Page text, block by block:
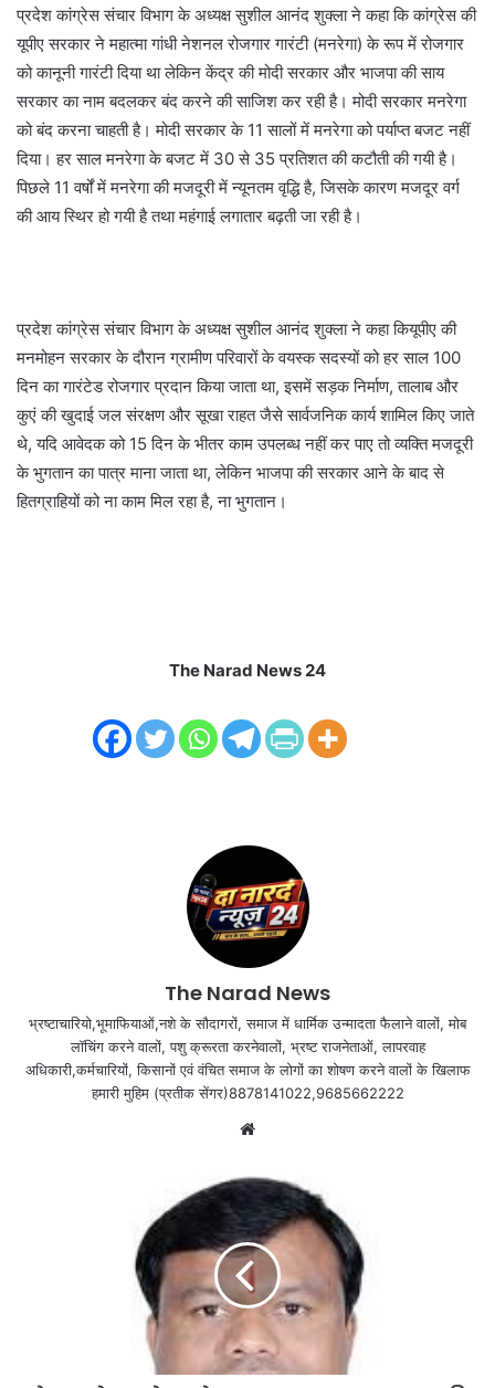
प्रदेश कांग्रेस संचार विभाग के अध्यक्ष सुशील आनंद शुक्ला ने कहा कि कांग्रेस की
यूपीए सरकार ने महात्मा गांधी नेशनल रोजगार गारंटी (मनरेगा) के रूप में रोजगार
को कानूनी गारंटी दिया था लेकिन केंद्र की मोदी सरकार और भाजपा की साय
सरकार का नाम बदलकर बंद करने की साजिश कर रही है। मोदी सरकार मनरेगा
को बंद करना चाहती है। मोदी सरकार के 11 सालों में मनरेगा को पर्याप्त बजट नहीं
दिया। हर साल मनरेगा के बजट में 30 से 35 प्रतिशत की कटौती की गयी है।
पिछले 11 वर्षों में मनरेगा की मजदूरी में न्यूनतम वृद्धि है, जिसके कारण मजदूर वर्ग
की आय स्थिर हो गयी है तथा महंगाई लगातार बढ़ती जा रही है।
प्रदेश कांग्रेस संचार विभाग के अध्यक्ष सुशील आनंद शुक्ला ने कहा कियूपीए की
मनमोहन सरकार के दौरान ग्रामीण परिवारों के वयस्क सदस्यों को हर साल 100
दिन का गारंटेड रोजगार प्रदान किया जाता था, इसमें सड़क निर्माण, तालाब और
कुएं की खुदाई जल संरक्षण और सूखा राहत जैसे सार्वजनिक कार्य शामिल किए जाते
थे, यदि आवेदक को 15 दिन के भीतर काम उपलब्ध नहीं कर पाए तो व्यक्ति मजदूरी
के भुगतान का पात्र माना जाता था, लेकिन भाजपा की सरकार आने के बाद से
हितग्राहियों को ना काम मिल रहा है, ना भुगतान।
The Narad News 24
The Narad News
भ्रष्टाचारियो,भूमाफियाओं,नशे के सौदागरों, समाज में धार्मिक उन्मादता फैलाने वालों, मोब
लॉचिंग करने वालों, पशु क्रूरता करनेवालों, भ्रष्ट राजनेताओं, लापरवाह
अधिकारी,कर्मचारियों, किसानों एवं वंचित समाज के लोगों का शोषण करने वालों के खिलाफ
हमारी मुहिम (प्रतीक सेंगर)8878141022,9685662222
Website